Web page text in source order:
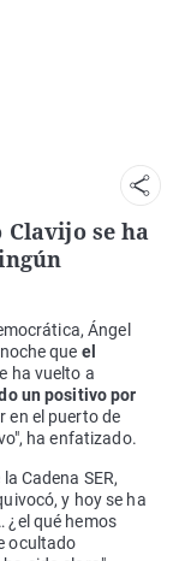
se ha
Ángel
que el
ha vuelto a
un positivo por
en el puerto de
ha enfatizado.
Cadena SER,
y hoy se ha
¿el qué hemos
ocultado